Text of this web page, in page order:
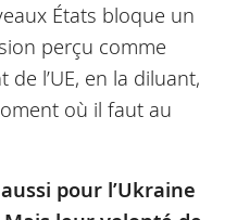
États bloque un
perçu comme
de l’UE, en la diluant,
où il faut au
pour l’Ukraine